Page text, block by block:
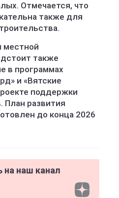
Отмечается, что
также для
местной
также
в программах
и «Вятские
поддержки
План развития
до конца 2026
на наш канал